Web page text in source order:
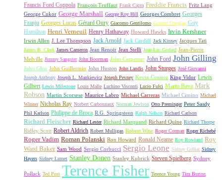
Francis Ford Coppola François Truffaut Frank Capra Freddie Francis Fritz Lang
George Cukor George Marshall George Roy Hill Georges Combret Georges
Franju Georges Lucas Gérard Oury Giacomo Gentilomo Gordon Douglas Guy
Hamilton Henri Verneuil Henry Hathaway Howard Hawks Irvin Kershner
Irwin Allen J. Lee Thompson Jack Arnold Jack Cardiff Jack Kinney Jacques Tati
James B. Clark James Cameron Jean Renoir Jean Stelli Jean-Luc Godard Jean-Pierre
Melville Jimmy Sangster John Boorman John Carpenter John Ford John Gilling
John Glen John Guillermin John Huston John Landis John Sturges José Giovanni
Joseph Anthony Joseph L. Mankiewicz Joseph Pevney Kevin Connor King Vidor Lewis
Gilbert Lewis Milestone Louis Malle Luchino Visconti Lucio Fulci Mario Bava Mark
Robson Martin Scorsese Maurice Labro Michael Carreras Michael Cimino Michael
Winner Nicholas Ray Norbert Carbonnaux Norman Jewison Otto Preminger Peter Sasdy
Phil Karlson Philippe de Broca R.G. Springsteen Ralph Nelson Richard Carlson
Richard Fleischer Richard Lester Richard Marquand Richard Quine Richard Thorpe
Ridley Scott Robert Aldrich Robert Mulligan Robert Wise Roger Corman Roger Richebé
Roger Vadim Roman Polanski Ron Howard Ronald Neame Roy Rowland Roy
Ward Baker Sam Wood Sergio Corbucci Sergio Leone Sidney Gilliat Sidney
Hayers Sidney Lumet Stanley Donen Stanley Kubrick Steven Spielberg Sydney
Pollack Ted Post Terence Fisher Terence Young Tim Burton